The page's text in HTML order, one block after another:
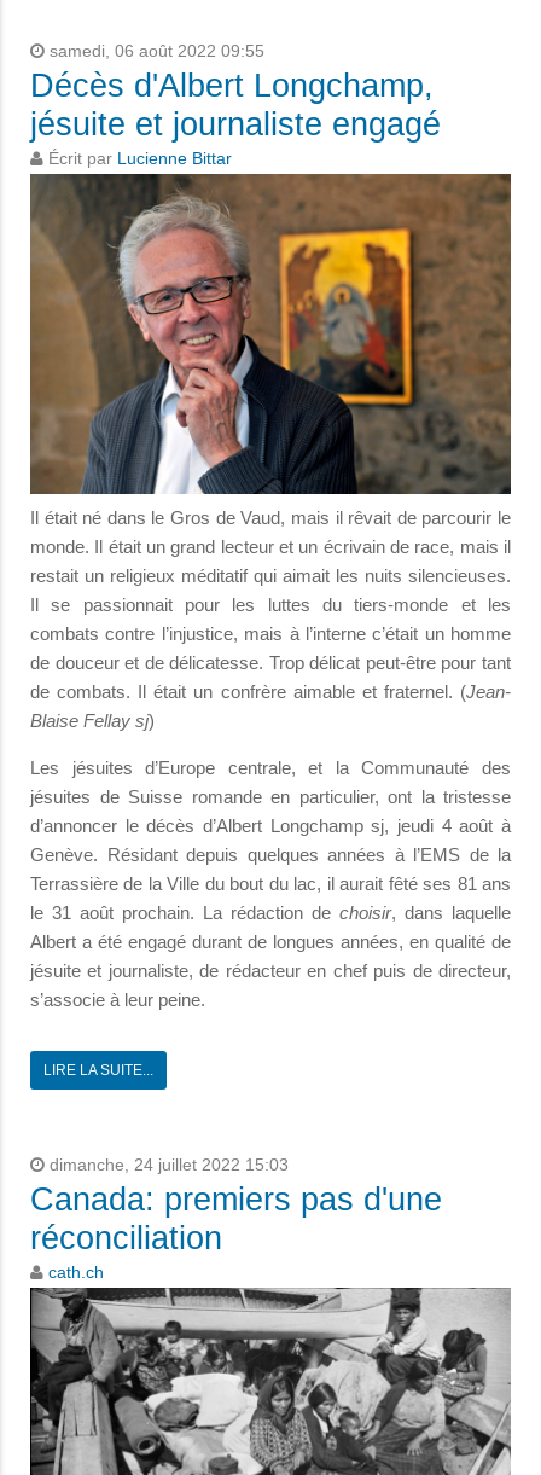
samedi, 06 août 2022 09:55
Décès d'Albert Longchamp,
jésuite et journaliste engagé
Écrit par Lucienne Bittar
Il était né dans le Gros de Vaud, mais il rêvait de parcourir le
monde. Il était un grand lecteur et un écrivain de race, mais il
restait un religieux méditatif qui aimait les nuits silencieuses.
Il se passionnait pour les luttes du tiers-monde et les
combats contre l’injustice, mais à l’interne c’était un homme
de douceur et de délicatesse. Trop délicat peut-être pour tant
de combats. Il était un confrère aimable et fraternel. (Jean-
Blaise Fellay sj)
Les jésuites d’Europe centrale, et la Communauté des
jésuites de Suisse romande en particulier, ont la tristesse
d’annoncer le décès d’Albert Longchamp sj, jeudi 4 août à
Genève. Résidant depuis quelques années à l’EMS de la
Terrassière de la Ville du bout du lac, il aurait fêté ses 81 ans
le 31 août prochain. La rédaction de choisir, dans laquelle
Albert a été engagé durant de longues années, en qualité de
jésuite et journaliste, de rédacteur en chef puis de directeur,
s’associe à leur peine.
LIRE LA SUITE...
dimanche, 24 juillet 2022 15:03
Canada: premiers pas d'une
réconciliation
cath.ch